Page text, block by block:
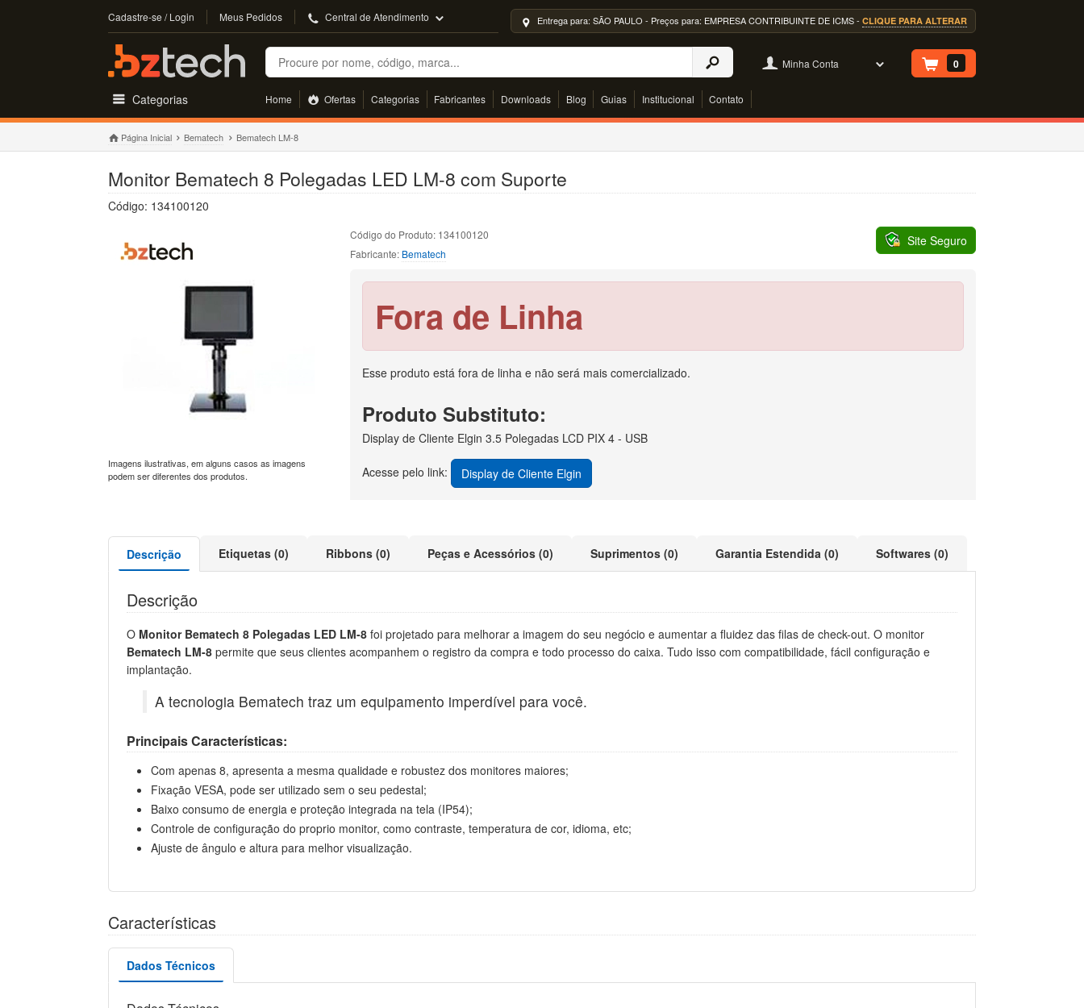
Cadastre-se / Login Meus Pedidos Central de Atendimento Entrega para: SÃO PAULO - Preços para: EMPRESA CONTRIBUINTE DE ICMS - CLIQUE PARA ALTERAR
Buscar
Minha Conta 0
Categorias Home Ofertas Categorias Fabricantes Downloads Blog Guias Institucional Contato
Página Inicial Bematech Bematech LM-8
Monitor Bematech 8 Polegadas LED LM-8 com Suporte
Código: 134100120
Site Seguro
Imagens ilustrativas, em alguns casos as imagens
podem ser diferentes dos produtos.
Código do Produto: 134100120
Fabricante: Bematech
Fora de Linha
Esse produto está fora de linha e não será mais comercializado.
Produto Substituto:
Display de Cliente Elgin 3.5 Polegadas LCD PIX 4 - USB
Acesse pelo link: Display de Cliente Elgin
Descrição Etiquetas (0) Ribbons (0) Peças e Acessórios (0) Suprimentos (0) Garantia Estendida (0) Softwares (0)
Descrição
O Monitor Bematech 8 Polegadas LED LM-8 foi projetado para melhorar a imagem do seu negócio e aumentar a fluidez das filas de check-out. O monitor
Bematech LM-8 permite que seus clientes acompanhem o registro da compra e todo processo do caixa. Tudo isso com compatibilidade, fácil configuração e
implantação.
A tecnologia Bematech traz um equipamento imperdível para você.
Principais Características:
Com apenas 8, apresenta a mesma qualidade e robustez dos monitores maiores;
Fixação VESA, pode ser utilizado sem o seu pedestal;
Baixo consumo de energia e proteção integrada na tela (IP54);
Controle de configuração do proprio monitor, como contraste, temperatura de cor, idioma, etc;
Ajuste de ângulo e altura para melhor visualização.
Características
Dados Técnicos